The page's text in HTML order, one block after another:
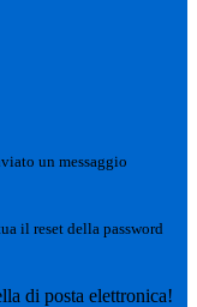
un messaggio
il reset della password
di posta elettronica!